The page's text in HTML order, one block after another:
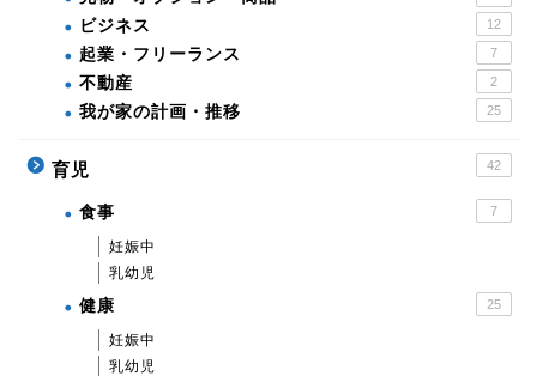
ビジネス 12
起業・フリーランス 7
不動産 2
我が家の計画・推移 25
育児 42
食事 7
妊娠中
乳幼児
健康 25
妊娠中
乳幼児